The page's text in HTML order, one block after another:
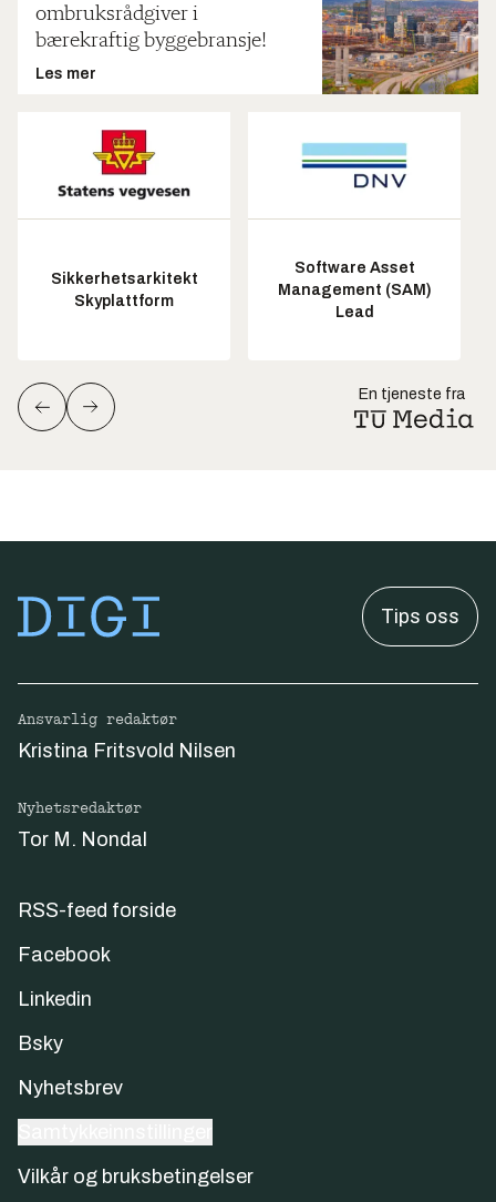
ombruksrådgiver i
bærekraftig byggebransje!
Les mer
Sikkerhetsarkitekt
Skyplattform
Software Asset
Management (SAM)
Lead
En tjeneste fra
Tips oss
Ansvarlig redaktør
Kristina Fritsvold Nilsen
Nyhetsredaktør
Tor M. Nondal
RSS-feed forside
Facebook
Linkedin
Bsky
Nyhetsbrev
Vilkår og bruksbetingelser